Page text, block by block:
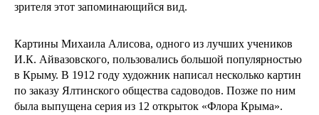
зрителя этот запоминающийся вид.
Картины Михаила Алисова, одного из лучших учеников
И.К. Айвазовского, пользовались большой популярностью
в Крыму. В 1912 году художник написал несколько картин
по заказу Ялтинского общества садоводов. Позже по ним
была выпущена серия из 12 открыток «Флора Крыма».